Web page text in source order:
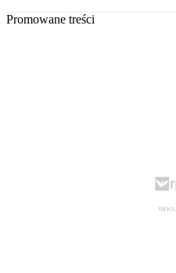
Promowane treści